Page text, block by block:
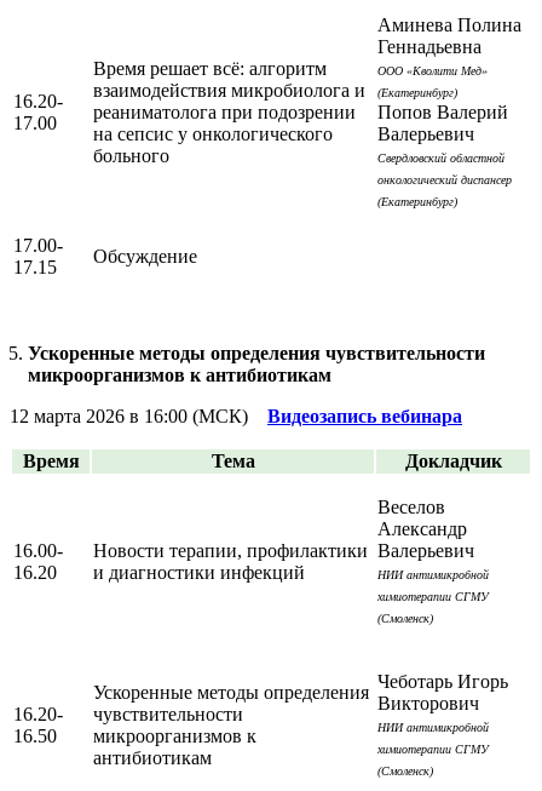
16.20-
17.00
Время решает всё: алгоритм
взаимодействия микробиолога и
реаниматолога при подозрении
на сепсис у онкологического
больного
Аминева Полина
Геннадьевна
ООО «Кволити Мед»
(Екатеринбург)
Попов Валерий
Валерьевич
Свердловский областной
онкологический диспансер
(Екатеринбург)
17.00-
17.15
Обсуждение
Ускоренные методы определения чувствительности
микроорганизмов к антибиотикам
12 марта 2026 в 16:00 (МСК) Видеозапись вебинара
Время Тема Докладчик
16.00-
16.20
Новости терапии, профилактики
и диагностики инфекций
Веселов
Александр
Валерьевич
НИИ антимикробной
химиотерапии СГМУ
(Смоленск)
16.20-
16.50
Ускоренные методы определения
чувствительности
микроорганизмов к
антибиотикам
Чеботарь Игорь
Викторович
НИИ антимикробной
химиотерапии СГМУ
(Смоленск)